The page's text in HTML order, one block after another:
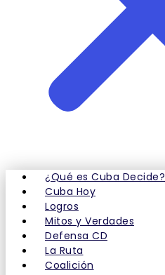
¿Qué es Cuba Decide?
Cuba Hoy
Logros
Mitos y Verdades
Defensa CD
La Ruta
Coalición